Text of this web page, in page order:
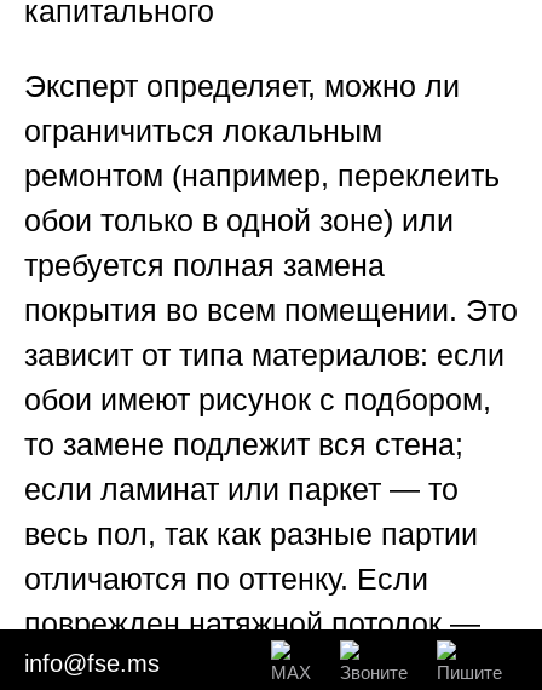
капитального
Эксперт определяет, можно ли
ограничиться локальным
ремонтом (например, переклеить
обои только в одной зоне) или
требуется полная замена
покрытия во всем помещении. Это
зависит от типа материалов: если
обои имеют рисунок с подбором,
то замене подлежит вся стена;
если ламинат или паркет — то
весь пол, так как разные партии
отличаются по оттенку. Если
поврежден натяжной потолок —
он обычно заменяется целиком,
info@fse.ms